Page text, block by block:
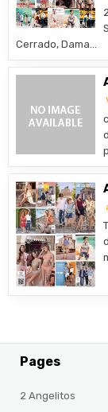
Cerrado, Dama…
Pages
2 Angelitos